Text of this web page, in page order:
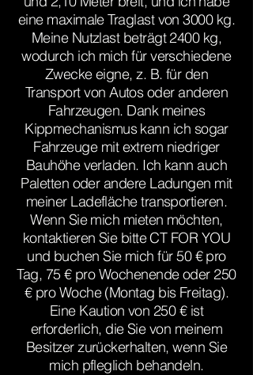
eine maximale Traglast von 3000 kg.
Meine Nutzlast beträgt 2400 kg,
wodurch ich mich für verschiedene
Zwecke eigne, z. B. für den
Transport von Autos oder anderen
Fahrzeugen. Dank meines
Kippmechanismus kann ich sogar
Fahrzeuge mit extrem niedriger
Bauhöhe verladen. Ich kann auch
Paletten oder andere Ladungen mit
meiner Ladefläche transportieren.
Wenn Sie mich mieten möchten,
kontaktieren Sie bitte CT FOR YOU
und buchen Sie mich für 50 € pro
Tag, 75 € pro Wochenende oder 250
€ pro Woche (Montag bis Freitag).
Eine Kaution von 250 € ist
erforderlich, die Sie von meinem
Besitzer zurückerhalten, wenn Sie
mich pfleglich behandeln.